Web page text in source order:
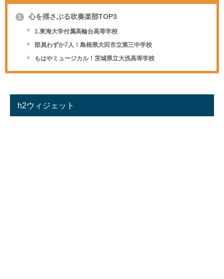
1 心を揺さぶる吹奏楽部TOP3
1.東海大学付属高輪台高等学校
部員わずか7人！島根県大田市立第三中学校
もはやミュージカル！茨城県立大洗高等学校
h2ウィジェット